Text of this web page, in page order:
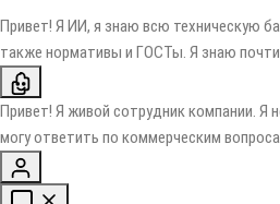
Привет! Я ИИ, я знаю всю техническую
также нормативы и ГОСТы. Я знаю почти
Привет! Я живой сотрудник компании. Я
могу ответить по коммерческим